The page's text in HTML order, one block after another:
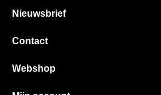
Nieuwsbrief
Contact
Webshop